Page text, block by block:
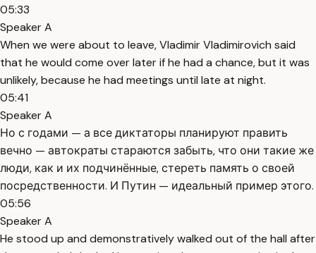
05:33
Speaker A
When we were about to leave, Vladimir Vladimirovich said
that he would come over later if he had a chance, but it was
unlikely, because he had meetings until late at night.
05:41
Speaker A
Но с годами — а все диктаторы планируют править
вечно — автократы стараются забыть, что они такие же
люди, как и их подчинённые, стереть память о своей
посредственности. И Путин — идеальный пример этого.
05:56
Speaker A
He stood up and demonstratively walked out of the hall after